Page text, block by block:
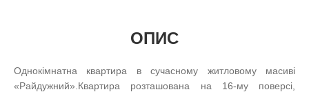
ОПИС
Однокімнатна квартира в сучасному житловому масиві
«Райдужний».Квартира розташована на 16-му поверсі,